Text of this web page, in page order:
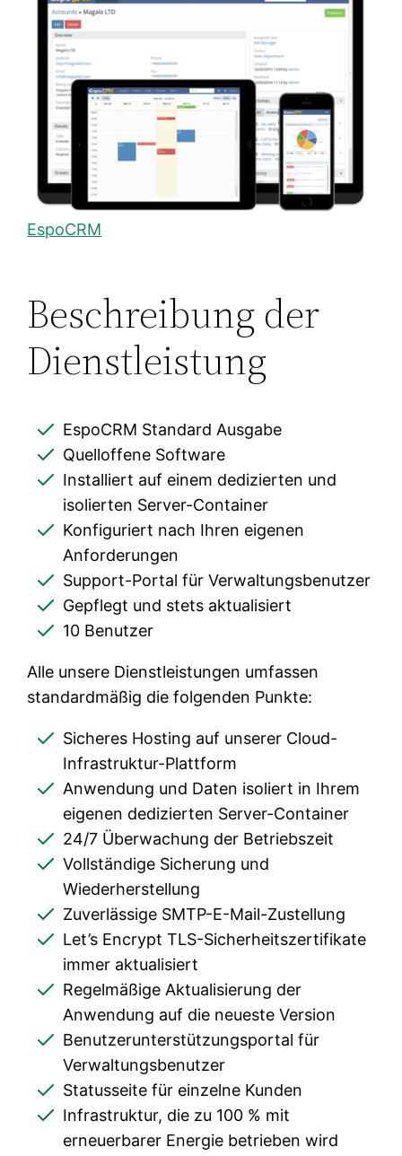
EspoCRM
Beschreibung der
Dienstleistung
EspoCRM Standard Ausgabe
Quelloffene Software
Installiert auf einem dedizierten und
isolierten Server-Container
Konfiguriert nach Ihren eigenen
Anforderungen
Support-Portal für Verwaltungsbenutzer
Gepflegt und stets aktualisiert
10 Benutzer
Alle unsere Dienstleistungen umfassen
standardmäßig die folgenden Punkte:
Sicheres Hosting auf unserer Cloud-
Infrastruktur-Plattform
Anwendung und Daten isoliert in Ihrem
eigenen dedizierten Server-Container
24/7 Überwachung der Betriebszeit
Vollständige Sicherung und
Wiederherstellung
Zuverlässige SMTP-E-Mail-Zustellung
Let’s Encrypt TLS-Sicherheitszertifikate
immer aktualisiert
Regelmäßige Aktualisierung der
Anwendung auf die neueste Version
Benutzerunterstützungsportal für
Verwaltungsbenutzer
Statusseite für einzelne Kunden
Infrastruktur, die zu 100 % mit
erneuerbarer Energie betrieben wird